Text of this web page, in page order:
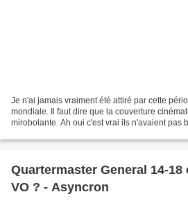
Je n'ai jamais vraiment été attiré par cette
mondiale. Il faut dire que la couverture
mirobolante. Ah oui c'est vrai ils n'avaient pas
Quartermaster General 14-18
VO ? - Asyncron